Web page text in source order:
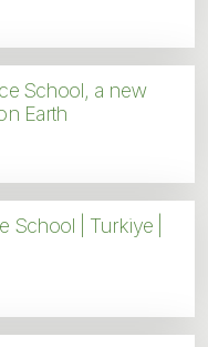
School, a new
Earth
School | Turkiye |